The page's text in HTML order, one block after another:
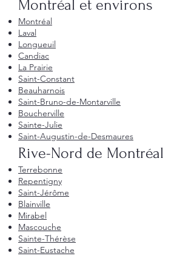
Montréal et environs
Montréal
Laval
Longueuil
Candiac
La Prairie
Saint-Constant
Beauharnois
Saint-Bruno-de-Montarville
Boucherville
Sainte-Julie
Saint-Augustin-de-Desmaures
Rive-Nord de Montréal
Terrebonne
Repentigny
Saint-Jérôme
Blainville
Mirabel
Mascouche
Sainte-Thérèse
Saint-Eustache